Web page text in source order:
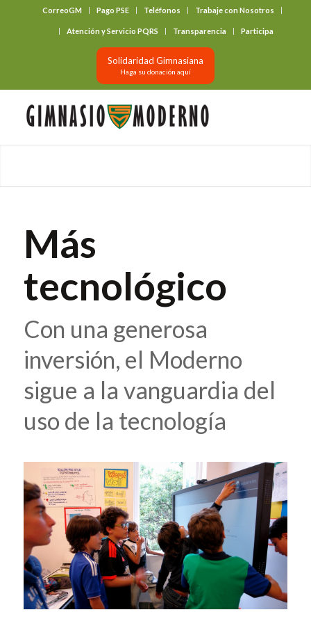
CorreoGM Pago PSE Teléfonos Trabaje con Nosotros
Atención y Servicio PQRS Transparencia Participa
Solidaridad Gimnasiana
Haga su donación aquí
Más
tecnológico
Con una generosa
inversión, el Moderno
sigue a la vanguardia del
uso de la tecnología